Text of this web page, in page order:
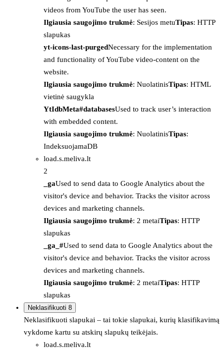
videos from YouTube the user has seen.
Ilgiausia saugojimo trukmė: Sesijos metuTipas: HTTP
slapukas
yt-icons-last-purgedNecessary for the implementation
and functionality of YouTube video-content on the
website.
Ilgiausia saugojimo trukmė: NuolatinisTipas: HTML
vietinė saugykla
YtIdbMeta#databasesUsed to track user’s interaction
with embedded content.
Ilgiausia saugojimo trukmė: NuolatinisTipas:
IndeksuojamaDB
load.s.meliva.lt
2
_gaUsed to send data to Google Analytics about the
visitor's device and behavior. Tracks the visitor across
devices and marketing channels.
Ilgiausia saugojimo trukmė: 2 metaiTipas: HTTP
slapukas
_ga_#Used to send data to Google Analytics about the
visitor's device and behavior. Tracks the visitor across
devices and marketing channels.
Ilgiausia saugojimo trukmė: 2 metaiTipas: HTTP
slapukas
Neklasifikuoti 8
Neklasifikuoti slapukai – tai tokie slapukai, kurių klasifikavimą
vykdome kartu su atskirų slapukų teikėjais.
load.s.meliva.lt